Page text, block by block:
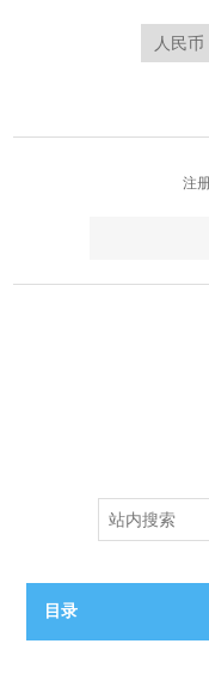
注
目录